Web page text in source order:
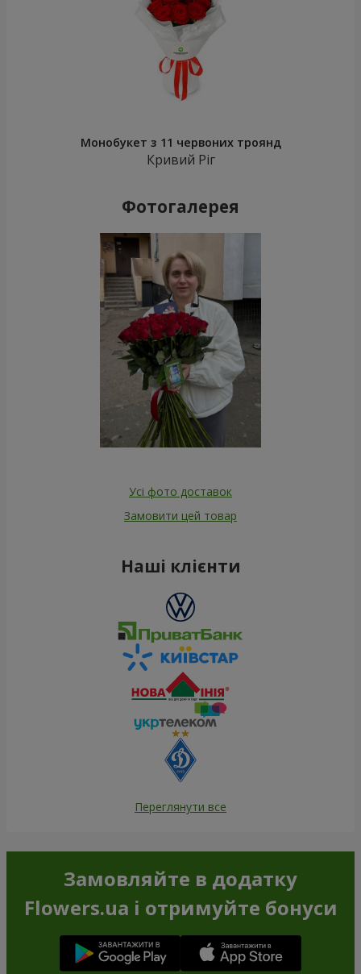
Монобукет з 11 червоних троянд
Кривий Ріг
Фотогалерея
Усі фото доставок
Замовити цей товар
Наші клієнти
Переглянути все
Замовляйте в додатку
Flowers.ua і отримуйте бонуси